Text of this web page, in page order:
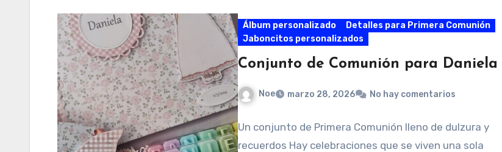
Álbum personalizado
Detalles para Primera Comunión
Jaboncitos personalizados
Conjunto de Comunión para Daniela
Noe marzo 28, 2026 No hay comentarios
Un conjunto de Primera Comunión lleno de dulzura y
recuerdos Hay celebraciones que se viven una sola